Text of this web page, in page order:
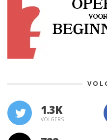
1.3K
VOLGERS